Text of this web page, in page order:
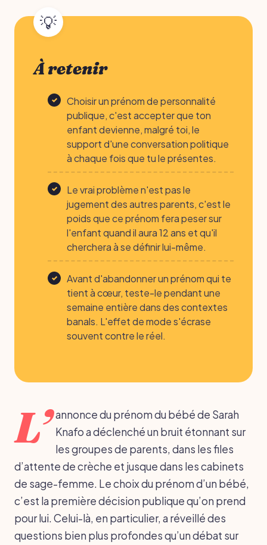
À retenir
Choisir un prénom de personnalité
publique, c'est accepter que ton
enfant devienne, malgré toi, le
support d'une conversation politique
à chaque fois que tu le présentes.
Le vrai problème n'est pas le
jugement des autres parents, c'est le
poids que ce prénom fera peser sur
l'enfant quand il aura 12 ans et qu'il
cherchera à se définir lui-même.
Avant d'abandonner un prénom qui te
tient à cœur, teste-le pendant une
semaine entière dans des contextes
banals. L'effet de mode s'écrase
souvent contre le réel.
L’ annonce du prénom du bébé de Sarah
Knafo a déclenché un bruit étonnant sur
les groupes de parents, dans les files
d’attente de crèche et jusque dans les cabinets
de sage-femme. Le choix du prénom d’un bébé,
c’est la première décision publique qu’on prend
pour lui. Celui-là, en particulier, a réveillé des
questions bien plus profondes qu’un débat sur